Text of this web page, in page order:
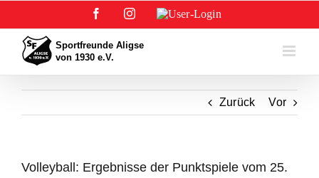
springen
FacebookInstagram
User-
Zurück Vor
Volleyball: Ergebnisse der Punktspiele vom 25.